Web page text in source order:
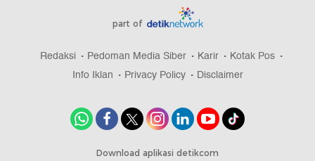
part of
Redaksi Pedoman Media Siber Karir
Kotak Pos
Info Iklan
Privacy Policy Disclaimer
Download aplikasi detikcom